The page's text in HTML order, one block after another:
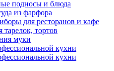
подносы и блюда
из фарфора
для ресторанов и кафе
тортов
муки
кухни
кухни